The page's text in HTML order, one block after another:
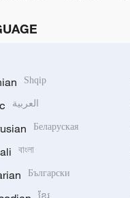
Shqip
العربية
Беларуская
বাংলা
Български